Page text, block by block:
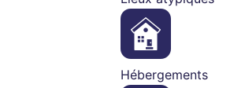
Hébergements